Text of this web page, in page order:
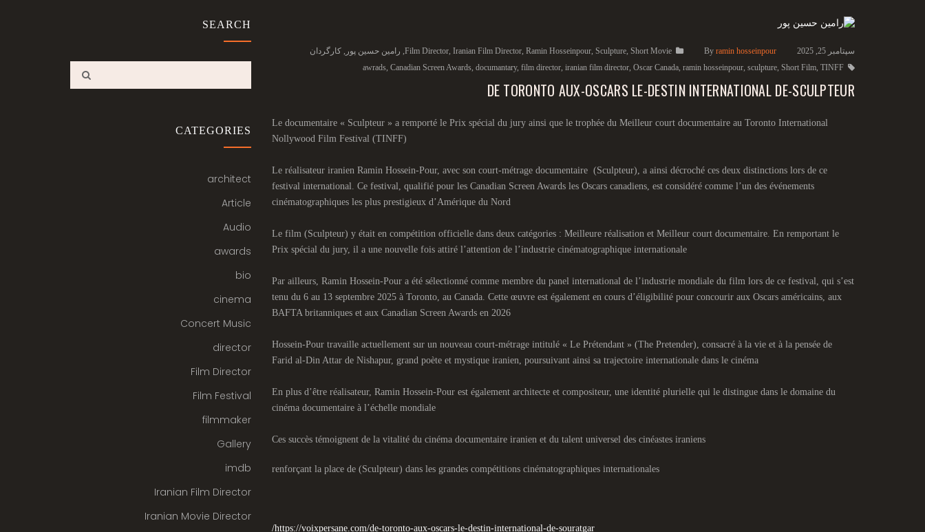
سپتامبر 25, 2025 By ramin hosseinpour
Film Director, Iranian Film Director, Ramin Hosseinpour, Sculpture, Short Movie
, رامین حسین پور , کارگردان
awrads, Canadian Screen Awards, documantary, film director, iranian film director, Oscar Canada, ramin hosseinpour, sculpture, Short Film, TINFF
DE TORONTO AUX-OSCARS LE-DESTIN INTERNATIONAL DE-SCULPTEUR
Le documentaire « Sculpteur » a remporté le Prix spécial du jury ainsi que le trophée du Meilleur court documentaire au Toronto International
Nollywood Film Festival (TINFF)
Le réalisateur iranien Ramin Hossein-Pour, avec son court-métrage documentaire (Sculpteur), a ainsi décroché ces deux distinctions lors de ce
festival international. Ce festival, qualifié pour les Canadian Screen Awards les Oscars canadiens, est considéré comme l’un des événements
cinématographiques les plus prestigieux d’Amérique du Nord
Le film (Sculpteur) y était en compétition officielle dans deux catégories : Meilleure réalisation et Meilleur court documentaire. En remportant le
Prix spécial du jury, il a une nouvelle fois attiré l’attention de l’industrie cinématographique internationale
Par ailleurs, Ramin Hossein-Pour a été sélectionné comme membre du panel international de l’industrie mondiale du film lors de ce festival, qui s’est
tenu du 6 au 13 septembre 2025 à Toronto, au Canada. Cette œuvre est également en cours d’éligibilité pour concourir aux Oscars américains, aux
BAFTA britanniques et aux Canadian Screen Awards en 2026
Hossein-Pour travaille actuellement sur un nouveau court-métrage intitulé « Le Prétendant » (The Pretender), consacré à la vie et à la pensée de
Farid al-Din Attar de Nishapur, grand poète et mystique iranien, poursuivant ainsi sa trajectoire internationale dans le cinéma
En plus d’être réalisateur, Ramin Hossein-Pour est également architecte et compositeur, une identité plurielle qui le distingue dans le domaine du
cinéma documentaire à l’échelle mondiale
Ces succès témoignent de la vitalité du cinéma documentaire iranien et du talent universel des cinéastes iraniens
renforçant la place de (Sculpteur) dans les grandes compétitions cinématographiques internationales
https://voixpersane.com/de-toronto-aux-oscars-le-destin-international-de-souratgar/
SEARCH
CATEGORIES
architect
Article
Audio
awards
bio
cinema
Concert Music
director
Film Director
Film Festival
filmmaker
Gallery
imdb
Iranian Film Director
Iranian Movie Director